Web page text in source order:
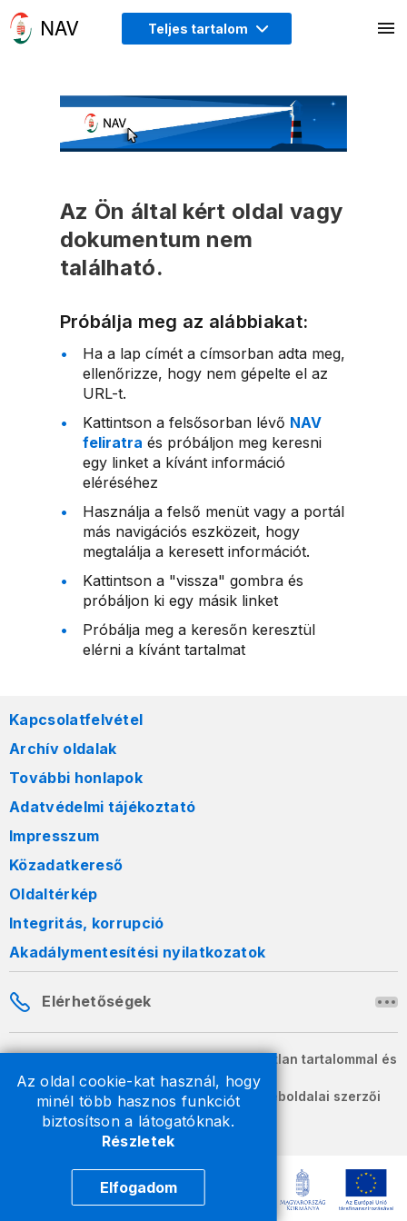
Az oldal cookie-kat használ, hogy
minél több hasznos funkciót
biztosítson a látogatóknak.
Részletek
Elfogadom
Teljes tartalom
Az Ön által kért oldal vagy
dokumentum nem
található.
Próbálja meg az alábbiakat:
Ha a lap címét a címsorban adta meg,
ellenőrizze, hogy nem gépelte el az
URL-t.
Kattintson a felsősorban lévő NAV
feliratra és próbáljon meg keresni
egy linket a kívánt információ
eléréséhez
Használja a felső menüt vagy a portál
más navigációs eszközeit, hogy
megtalálja a keresett információt.
Kattintson a "vissza" gombra és
próbáljon ki egy másik linket
Próbálja meg a keresőn keresztül
elérni a kívánt tartalmat
Kapcsolatfelvétel
Archív oldalak
További honlapok
Adatvédelmi tájékoztató
Impresszum
Közadatkereső
Oldaltérkép
Integritás, korrupció
Akadálymentesítési nyilatkozatok
Elérhetőségek
A honlapon szereplő információk változatlan tartalommal és
formában szabadon terjeszthetők.
2026 © A Nemzeti Adó- és Vámhivatal weboldalai szerzői
jogvédelem alatt állnak.